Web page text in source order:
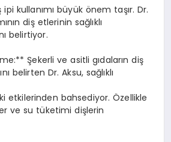
kullanımı büyük önem taşır. Dr.
diş etlerinin sağlıklı
belirtiyor.
Şekerli ve asitli gıdaların diş
belirten Dr. Aksu, sağlıklı
etkilerinden bahsediyor. Özellikle
ve su tüketimi dişlerin